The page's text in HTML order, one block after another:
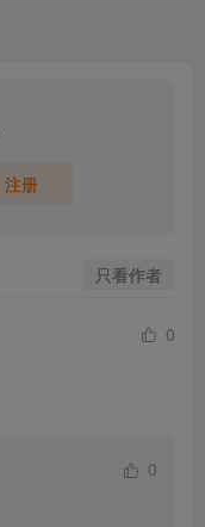
注册
只看作者
0
0